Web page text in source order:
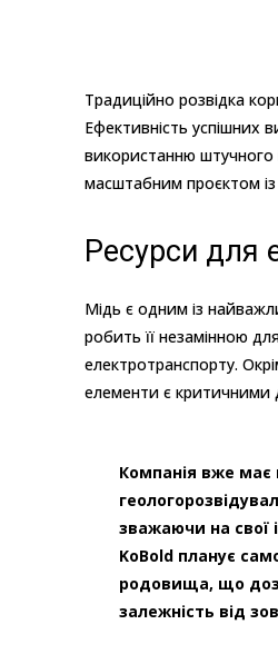
Традиційно розвідка
Ефективність успішних
використанню штучного
масштабним проєктом
Ресурси для
Мідь є одним із
робить її незамінною
електротранспорту.
елементи є критичними
Компанія вже має
зважаючи на свої
KoBold планує
родовища, що
залежність від